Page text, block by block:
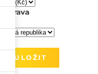
Doprava